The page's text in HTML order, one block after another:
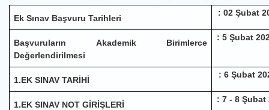
Ek Sınav Başvuru Tarihleri
: 02 Şubat
Başvuruların Akademik Birimlerce
Değerlendirilmesi
: 5 Şubat
1.EK SINAV TARİHİ
: 6 Şubat
1.EK SINAV NOT GİRİŞLERİ
: 7 - 8 Şubat